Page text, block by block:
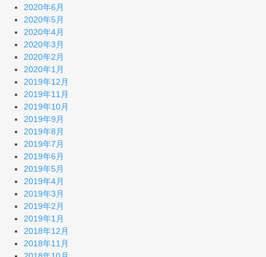
2020年6月
2020年5月
2020年4月
2020年3月
2020年2月
2020年1月
2019年12月
2019年11月
2019年10月
2019年9月
2019年8月
2019年7月
2019年6月
2019年5月
2019年4月
2019年3月
2019年2月
2019年1月
2018年12月
2018年11月